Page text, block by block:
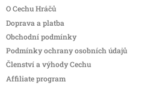
O Cechu Hráčů
Doprava a platba
Obchodní podmínky
Podmínky ochrany osobních údajů
Členství a výhody Cechu
Affiliate program